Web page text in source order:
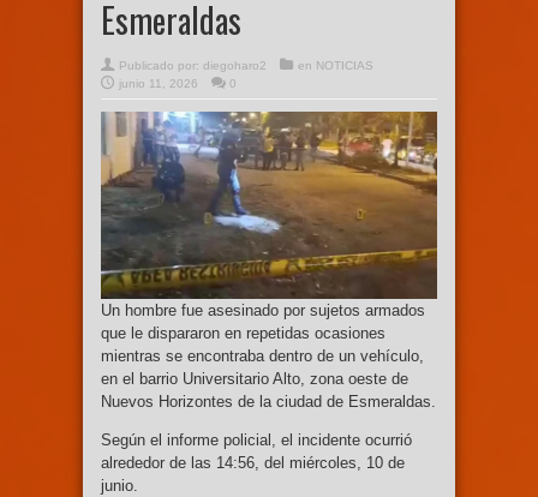
Esmeraldas
Publicado por: diegoharo2 en NOTICIAS
junio 11, 2026
0
Un hombre fue asesinado por sujetos armados
que le dispararon en repetidas ocasiones
mientras se encontraba dentro de un vehículo,
en el barrio Universitario Alto, zona oeste de
Nuevos Horizontes de la ciudad de Esmeraldas.
Según el informe policial, el incidente ocurrió
alrededor de las 14:56, del miércoles, 10 de
junio.